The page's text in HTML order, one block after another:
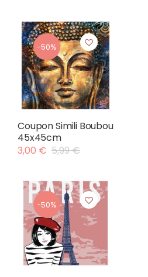
-50%
Coupon Simili Boubou
45x45cm
3,00 € 5,99 €
-50%